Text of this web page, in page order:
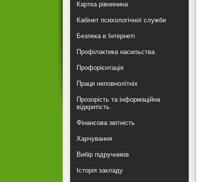
Картка рівнянина
Кабінет психологічної служби
Безпека в Інтернеті
Профілактика насильства
Профорієнтація
Праця неповнолітніх
Прозорість та інформаційна
відкритість
Фінансова звітність
Харчування
Вибір підручників
Історія закладу